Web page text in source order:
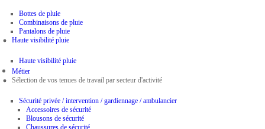
Bottes de pluie
Combinaisons de pluie
Pantalons de pluie
Haute visibilité pluie
Haute visibilité pluie
Métier
Sélection de vos tenues de travail par secteur d'activité
Sécurité privée / intervention / gardiennage / ambulancier
Accessoires de sécurité
Blousons de sécurité
Chaussures de sécurité